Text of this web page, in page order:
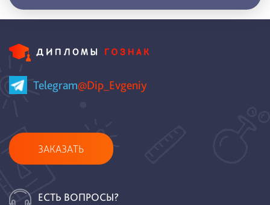
Telegram@Dip_Evgeniy
ЗАКАЗАТЬ
ЕСТЬ ВОПРОСЫ?